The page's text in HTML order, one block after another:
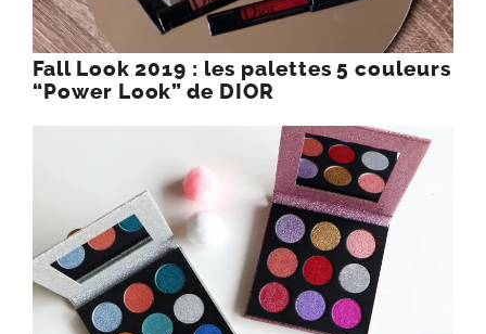
Fall Look 2019 : les palettes 5 couleurs
“Power Look” de DIOR